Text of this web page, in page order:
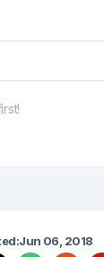
Jun 06, 2018